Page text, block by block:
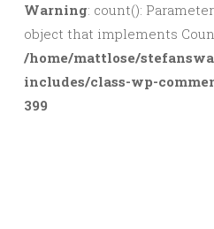
Warning: count():
object that implements
/home/mattlose/
includes/class-wp-
399